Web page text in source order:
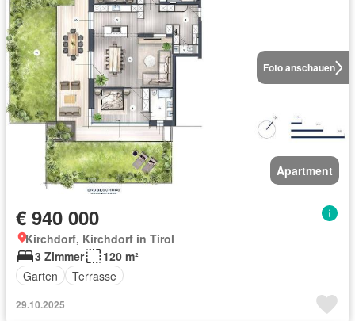
Foto anschauen
Apartment
€ 940 000
Kirchdorf, Kirchdorf in Tirol
3 Zimmer
120 m²
Garten
Terrasse
29.10.2025